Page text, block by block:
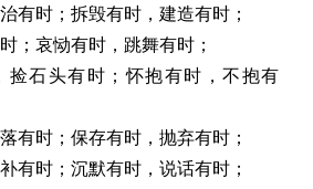
有时；拆毁有时，建造有时；
；哀恸有时，跳舞有时；
捡石头有时；怀抱有时，不抱有
有时；保存有时，抛弃有时；
有时；沉默有时，说话有时；